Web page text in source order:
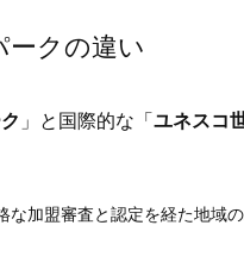
ークの違い
」と国際的な「ユネスコ
な加盟審査と認定を経た地域